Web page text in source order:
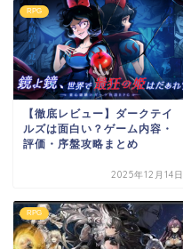
RPG
【徹底レビュー】ダークテイ
ルズは面白い？ゲーム内容・
評価・序盤攻略まとめ
2025年12月14日
RPG